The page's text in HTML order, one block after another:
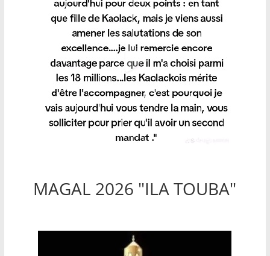
MAGAL 2026 "ILA TOUBA"